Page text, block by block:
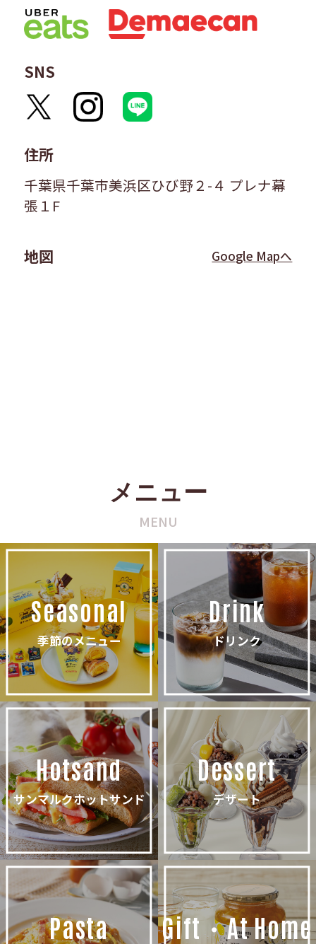
SNS
住所
千葉県千葉市美浜区ひび野２-４ プレナ幕
張１F
地図 Google Mapへ
メニュー
MENU
Seasonal
季節のメニュー
Drink
ドリンク
Hotsand
サンマルクホットサンド
Dessert
デザート
Pasta Gift・At Home